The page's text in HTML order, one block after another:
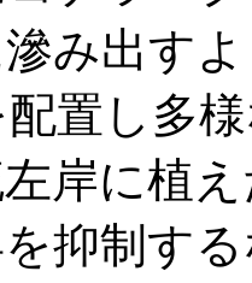
み出す
置し多
岸に植
抑制す